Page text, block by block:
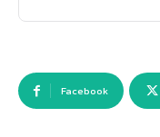
Facebook